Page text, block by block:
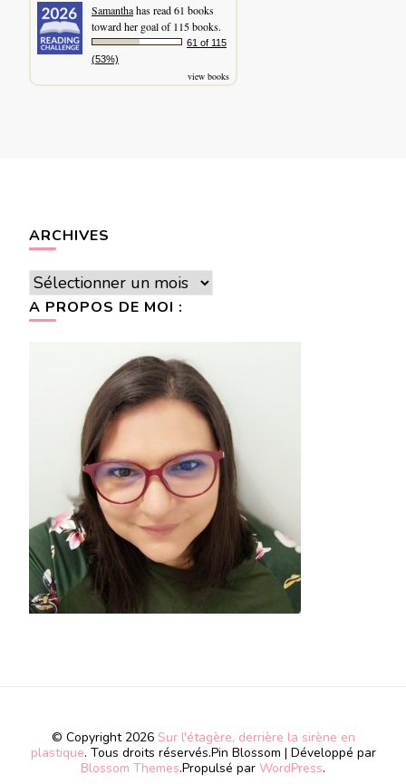
Samanthahas read 61 books
toward her goal of 115 books.
61 of 115
(53%)
view books
ARCHIVES
Archives
A PROPOS DE MOI :
© Copyright 2026 Sur l'étagère, derrière la sirène en
plastique. Tous droits réservés.Pin Blossom | Développé par
Blossom Themes.Propulsé par WordPress.